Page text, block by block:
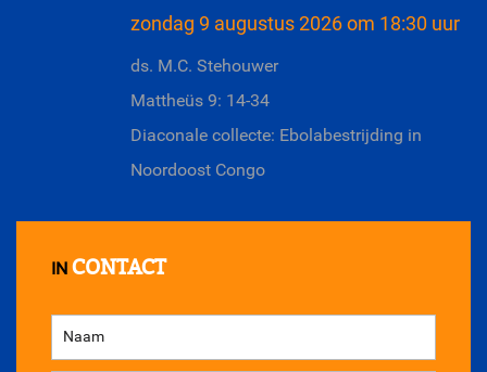
zondag 9 augustus 2026 om 18:30 uur
ds. M.C. Stehouwer
Mattheüs 9: 14-34
Diaconale collecte: Ebolabestrijding in
Noordoost Congo
IN CONTACT